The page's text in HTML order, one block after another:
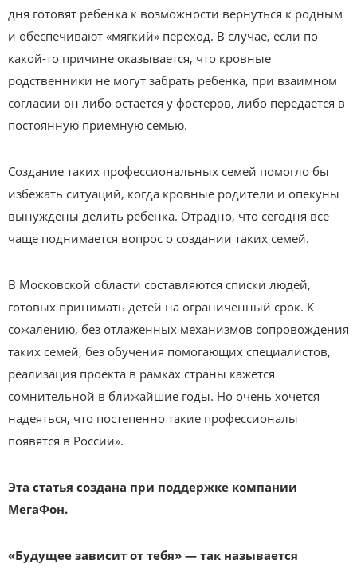
дня готовят ребенка к возможности вернуться к родным
и обеспечивают «мягкий» переход. В случае, если по
какой-то причине оказывается, что кровные
родственники не могут забрать ребенка, при взаимном
согласии он либо остается у фостеров, либо передается в
постоянную приемную семью.
Создание таких профессиональных семей помогло бы
избежать ситуаций, когда кровные родители и опекуны
вынуждены делить ребенка. Отрадно, что сегодня все
чаще поднимается вопрос о создании таких семей.
В Московской области составляются списки людей,
готовых принимать детей на ограниченный срок. К
сожалению, без отлаженных механизмов сопровождения
таких семей, без обучения помогающих специалистов,
реализация проекта в рамках страны кажется
сомнительной в ближайшие годы. Но очень хочется
надеяться, что постепенно такие профессионалы
появятся в России».
Эта статья создана при поддержке компании
МегаФон.
«Будущее зависит от тебя» — так называется